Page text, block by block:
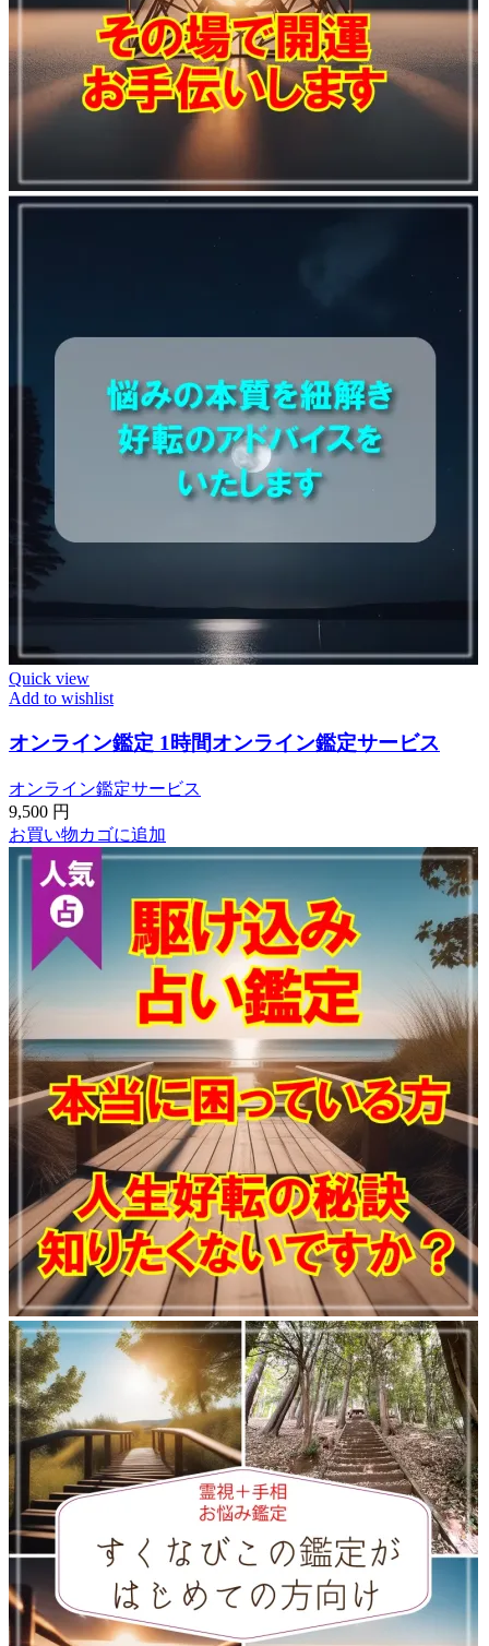
Quick view
Add to wishlist
オンライン鑑定 1時間オンライン鑑定サービス
オンライン鑑定サービス
9,500 円
お買い物カゴに追加